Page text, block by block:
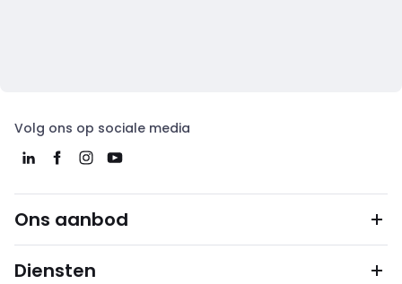
Volg ons op sociale media
Ons aanbod
Diensten